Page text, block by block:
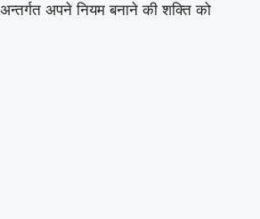
अपने नियम बनाने की शक्ति को